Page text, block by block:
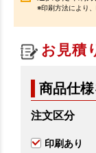
※印刷方法により
お見積
商品仕
注文区分
印刷あり